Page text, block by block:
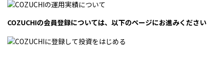
COZUCHIの会員登録については、以下のページにお進みください